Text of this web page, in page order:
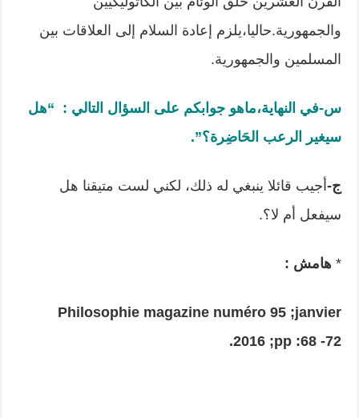
والجمهورية.حاليا،يلزم إعادة السلام إلى العلاقات بين
المسلمين والجمهورية.
س-في النهاية،ماهو جوابكم على السؤال التالي : “هل
سيغير الرعب الحَاضِرة؟”.
ج- أجيب قائلا ينبغي له ذلك، لكني لست متيقنا هل
سيفعل أم لا؟.
* هامش :
Philosophie magazine numéro 95 ;janvier
2016 ;pp :68 -72.